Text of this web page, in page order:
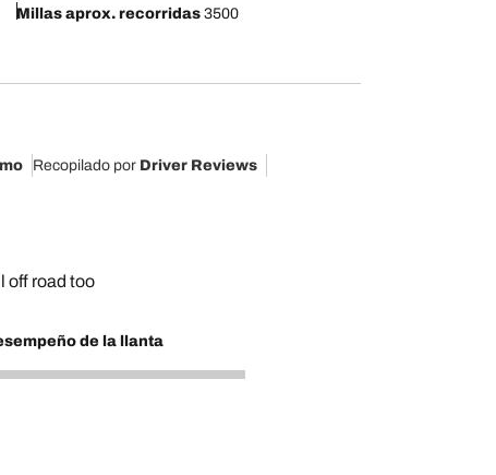
Millas aprox. recorridas3500
Recopilado por Driver Reviews
off road too
de la llanta